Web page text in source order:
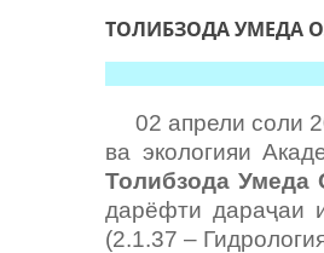
ТОЛИБЗОДА УМЕДА
02 апрели соли
ва экологияи
Толибзода Умеда
дарёфти дараҷаи
(2.1.37 –